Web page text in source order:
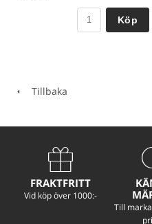
Köp
Tillbaka
FRAKTFRITT
Vid köp över 1000:-
Till